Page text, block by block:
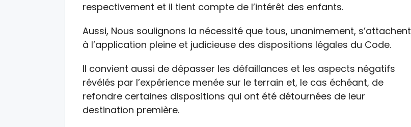
respectivement et il tient compte de l’intérêt des enfants.
Aussi, Nous soulignons la nécessité que tous, unanimement, s’attachent
à l’application pleine et judicieuse des dispositions légales du Code.
Il convient aussi de dépasser les défaillances et les aspects négatifs
révélés par l’expérience menée sur le terrain et, le cas échéant, de
refondre certaines dispositions qui ont été détournées de leur
destination première.